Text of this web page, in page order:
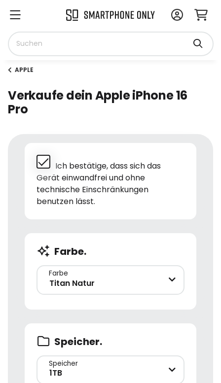
APPLE
Verkaufe dein Apple iPhone 16
Pro
Ich bestätige, dass sich das
Gerät einwandfrei und ohne
technische Einschränkungen
benutzen lässt.
Farbe.
Farbe
Titan Natur
Speicher.
Speicher
1TB